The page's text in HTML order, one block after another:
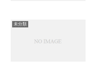
未分類